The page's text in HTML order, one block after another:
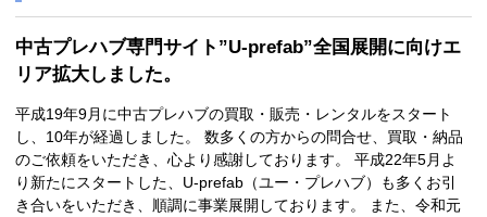
中古プレハブ専門サイト”U-prefab”全国展開に向けエ
リア拡大しました。
平成19年9月に中古プレハブの買取・販売・レンタルをスタート
し、10年が経過しました。 数多くの方からの問合せ、買取・納品
のご依頼をいただき、心より感謝しております。 平成22年5月よ
り新たにスタートした、U-prefab（ユー・プレハブ）も多くお引
き合いをいただき、順調に事業展開しております。 また、令和元